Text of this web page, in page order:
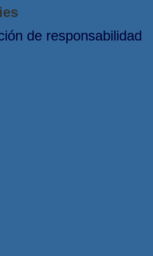
de responsabilidad